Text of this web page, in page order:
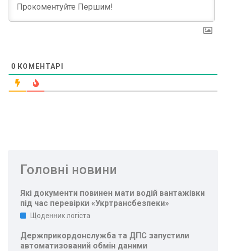
0 КОМЕНТАРІ
Головні новини
Які документи повинен мати водій вантажівки
під час перевірки «Укртрансбезпеки»
Щоденник логіста
Держприкордонслужба та ДПС запустили
автоматизований обмін даними